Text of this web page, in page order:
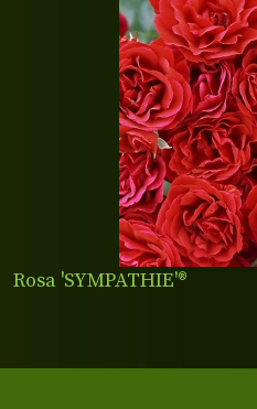
Rosa 'SYMPATHIE'®